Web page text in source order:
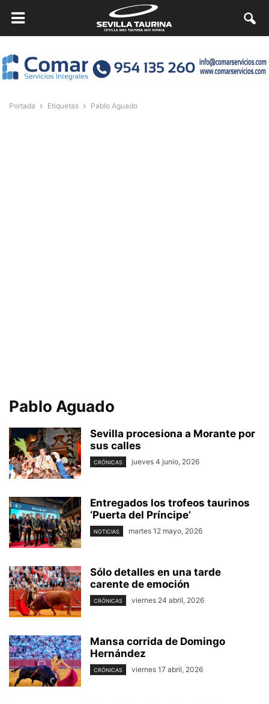
Portada Etiquetas Pablo Aguado
Pablo Aguado
Sevilla procesiona a Morante por
sus calles
CRÓNICAS jueves 4 junio, 2026
Entregados los trofeos taurinos
‘Puerta del Príncipe’
NOTICIAS martes 12 mayo, 2026
Sólo detalles en una tarde
carente de emoción
CRÓNICAS viernes 24 abril, 2026
Mansa corrida de Domingo
Hernández
CRÓNICAS viernes 17 abril, 2026